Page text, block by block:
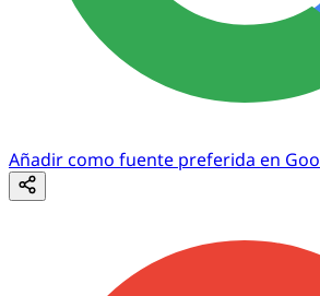
Añadir como fuente preferida en